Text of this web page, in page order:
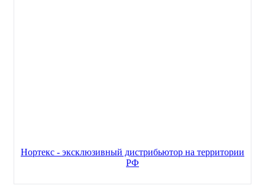
Нортекс - эксклюзивный дистрибьютор на территории
РФ